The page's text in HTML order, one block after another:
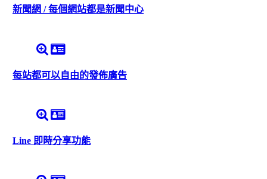
新聞網 / 每個網站都是新聞中心
每站都可以自由的發佈廣告
Line 即時分享功能